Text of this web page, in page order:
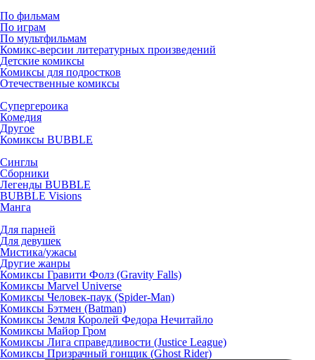
По фильмам
По играм
По мультфильмам
Комикс-версии литературных произведений
Детские комиксы
Комиксы для подростков
Отечественные комиксы
Супергероика
Комедия
Другое
Комиксы BUBBLE
Синглы
Сборники
Легенды BUBBLE
BUBBLE Visions
Манга
Для парней
Для девушек
Мистика/ужасы
Другие жанры
Комиксы Гравити Фолз (Gravity Falls)
Комиксы Marvel Universe
Комиксы Человек-паук (Spider-Man)
Комиксы Бэтмен (Batman)
Комиксы Земля Королей Федора Нечитайло
Комиксы Майор Гром
Комиксы Лига справедливости (Justice League)
Комиксы Призрачный гонщик (Ghost Rider)